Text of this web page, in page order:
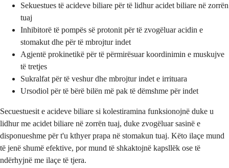
Sekuestues të acideve biliare për të lidhur acidet biliare në zorrën
tuaj
Inhibitorë të pompës së protonit për të zvogëluar acidin e
stomakut dhe për të mbrojtur indet
Agjentë prokinetikë për të përmirësuar koordinimin e muskujve
të tretjes
Sukralfat për të veshur dhe mbrojtur indet e irrituara
Ursodiol për të bërë bilën më pak të dëmshme për indet
Secuestuesit e acideve biliare si kolestiramina funksionojnë duke u
lidhur me acidet biliare në zorrën tuaj, duke zvogëluar sasinë e
disponueshme për t'u kthyer prapa në stomakun tuaj. Këto ilaçe mund
të jenë shumë efektive, por mund të shkaktojnë kapsllëk ose të
ndërhyjnë me ilaçe të tjera.